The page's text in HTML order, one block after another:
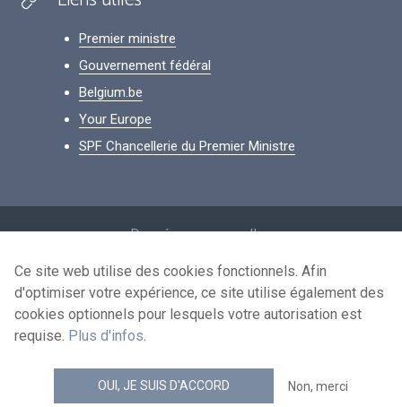
Premier ministre
Gouvernement fédéral
Belgium.be
Your Europe
SPF Chancellerie du Premier Ministre
Données personnelles
Conditions de réutilisation
Contactez-nous
news.belgium flux RSS
Ce site web utilise des cookies fonctionnels. Afin
d'optimiser votre expérience, ce site utilise également des
cookies optionnels pour lesquels votre autorisation est
requise. Plus d'infos.
OUI, JE SUIS D'ACCORD Non, merci